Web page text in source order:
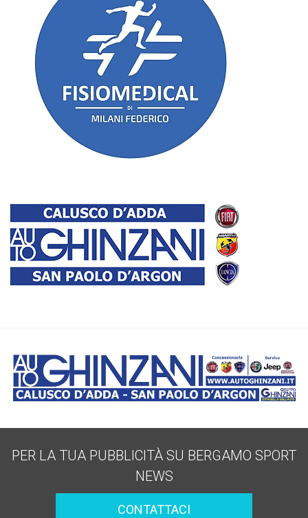
PER LA TUA PUBBLICITÀ SU BERGAMO SPORT
NEWS
CONTATTACI